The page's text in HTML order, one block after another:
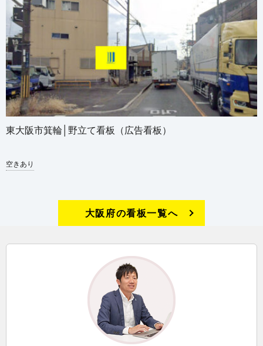
東大阪市箕輪│野立て看板（広告看板）
空きあり
大阪府の看板一覧へ